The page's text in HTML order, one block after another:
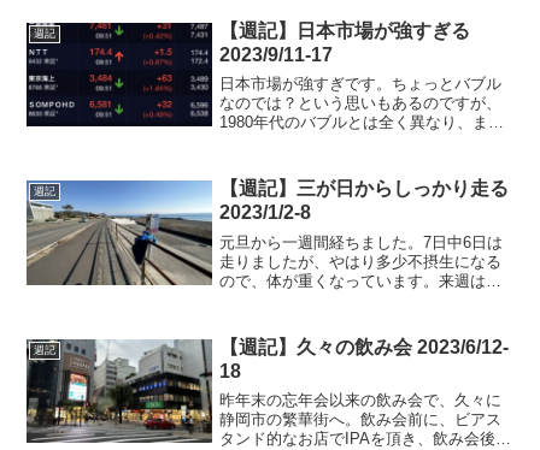
週記
【週記】日本市場が強すぎる
2023/9/11-17
日本市場が強すぎです。ちょっとバブル
なのでは？という思いもあるのですが、
1980年代のバブルとは全く異なり、まだ
いついて、資産を伸ばしたいです。貧乏
人にとって、絶好のチ...
週記
【週記】三が日からしっかり走る
2023/1/2-8
元旦から一週間経ちました。7日中6日は
走りましたが、やはり多少不摂生になる
ので、体が重くなっています。来週は駅
習をこなしました。
週記
【週記】久々の飲み会 2023/6/12-
18
昨年末の忘年会以来の飲み会で、久々に
静岡市の繁華街へ。飲み会前に、ビアス
タンド的なお店でIPAを頂き、飲み会後は